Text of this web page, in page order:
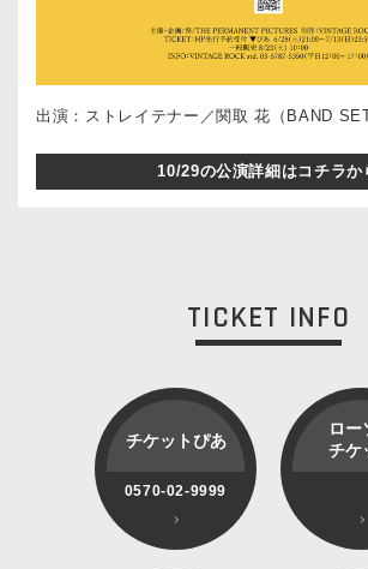
出演：ストレイテナー／関取 花（BAND SET
10/29の公演詳細はコチラか
TICKET INFO
チケットぴあ
0570-02-9999
ロー
チケ